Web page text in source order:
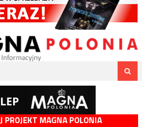
PROJEKT MAGNA POLONIA